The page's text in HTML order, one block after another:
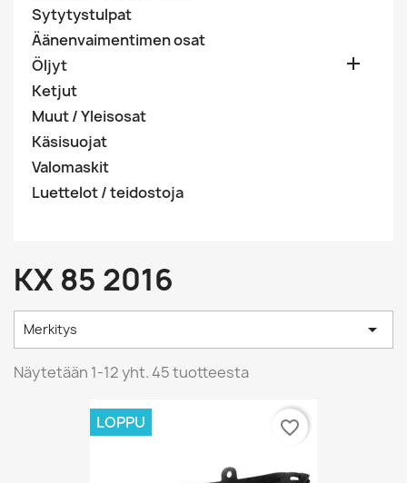
Sytytystulpat
Äänenvaimentimen osat
Öljyt

Ketjut
Muut / Yleisosat
Käsisuojat
Valomaskit
Luettelot / teidostoja
KX 85 2016
Merkitys 
Näytetään 1-12 yht. 45 tuotteesta
LOPPU favorite_border